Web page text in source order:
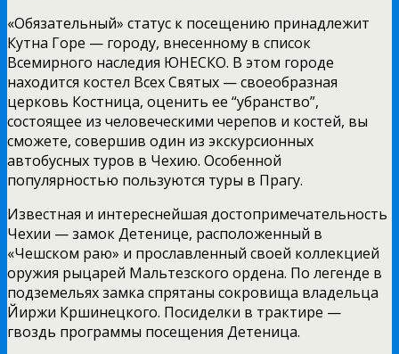
«Обязательный» статус к посещению принадлежит
Кутна Горе — городу, внесенному в список
Всемирного наследия ЮНЕСКО. В этом городе
находится костел Всех Святых — своеобразная
церковь Костница, оценить ее “убранство”,
состоящее из человеческими черепов и костей, вы
сможете, совершив один из экскурсионных
автобусных туров в Чехию. Особенной
популярностью пользуются туры в Прагу.
Известная и интереснейшая достопримечательность
Чехии — замок Детенице, расположенный в
«Чешском раю» и прославленный своей коллекцией
оружия рыцарей Мальтезского ордена. По легенде в
подземельях замка спрятаны сокровища владельца
Йиржи Кршинецкого. Посиделки в трактире —
гвоздь программы посещения Детеница.